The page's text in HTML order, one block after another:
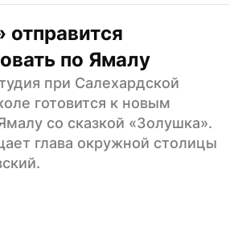
по Ямалу
при Салехардской
готовится к новым
со сказкой «Золушка».
глава окружной столицы